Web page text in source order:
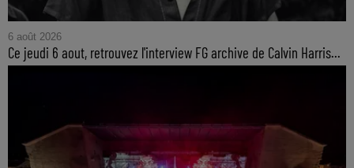
6 août 2026
Ce jeudi 6 aout, retrouvez l'interview FG archive de Calvin Harris...